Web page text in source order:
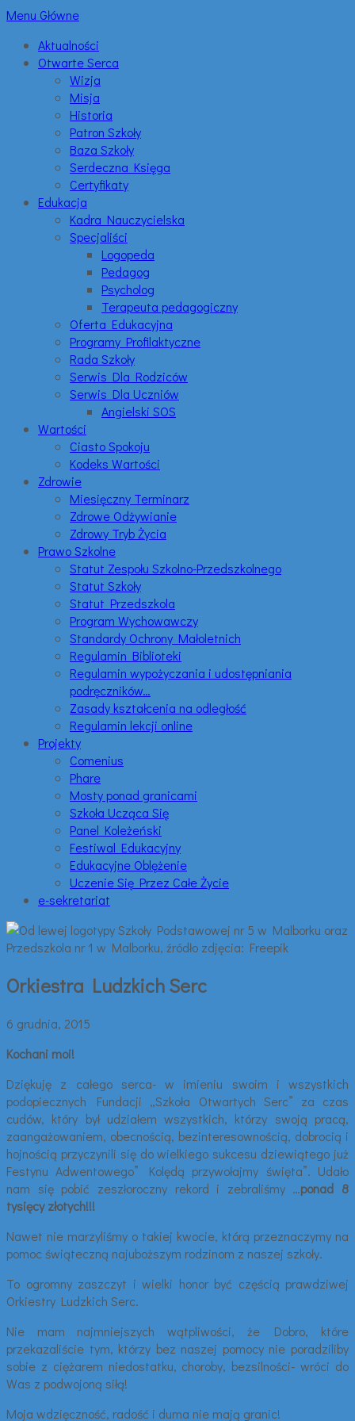
Menu Główne
Aktualności
Otwarte Serca
Wizja
Misja
Historia
Patron Szkoły
Baza Szkoły
Serdeczna Księga
Certyfikaty
Edukacja
Kadra Nauczycielska
Specjaliści
Logopeda
Pedagog
Psycholog
Terapeuta pedagogiczny
Oferta Edukacyjna
Programy Profilaktyczne
Rada Szkoły
Serwis Dla Rodziców
Serwis Dla Uczniów
Angielski SOS
Wartości
Ciasto Spokoju
Kodeks Wartości
Zdrowie
Miesięczny Terminarz
Zdrowe Odżywianie
Zdrowy Tryb Życia
Prawo Szkolne
Statut Zespołu Szkolno-Przedszkolnego
Statut Szkoły
Statut Przedszkola
Program Wychowawczy
Standardy Ochrony Małoletnich
Regulamin Biblioteki
Regulamin wypożyczania i udostępniania
podręczników…
Zasady kształcenia na odległość
Regulamin lekcji online
Projekty
Comenius
Phare
Mosty ponad granicami
Szkoła Ucząca Się
Panel Koleżeński
Festiwal Edukacyjny
Edukacyjne Oblężenie
Uczenie Się Przez Całe Życie
e-sekretariat
Orkiestra Ludzkich Serc
6 grudnia, 2015
Kochani moi!
Dziękuję z całego serca- w imieniu swoim i wszystkich
podopiecznych Fundacji „Szkoła Otwartych Serc” za czas
cudów, który był udziałem wszystkich, którzy swoją pracą,
zaangażowaniem, obecnością, bezinteresownością, dobrocią i
hojnością przyczynili się do wielkiego sukcesu dziewiątego już
Festynu Adwentowego” Kolędą przywołajmy święta”. Udało
nam się pobić zeszłoroczny rekord i zebraliśmy …ponad 8
tysięcy złotych!!!
Nawet nie marzyliśmy o takiej kwocie, którą przeznaczymy na
pomoc świąteczną najuboższym rodzinom z naszej szkoły.
To ogromny zaszczyt i wielki honor być częścią prawdziwej
Orkiestry Ludzkich Serc.
Nie mam najmniejszych wątpliwości, że Dobro, które
przekazaliście tym, którzy bez naszej pomocy nie poradziliby
sobie z ciężarem niedostatku, choroby, bezsilności- wróci do
Was z podwojoną siłą!
Moja wdzięczność, radość i duma nie mają granic!